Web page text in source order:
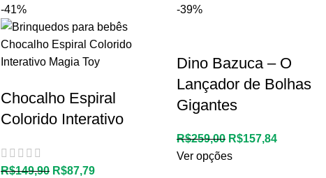
-41%
Chocalho Espiral
Colorido Interativo
R$149,90 R$87,79
-39%
Dino Bazuca – O
Lançador de Bolhas
Gigantes
R$259,00 R$157,84
Ver opções